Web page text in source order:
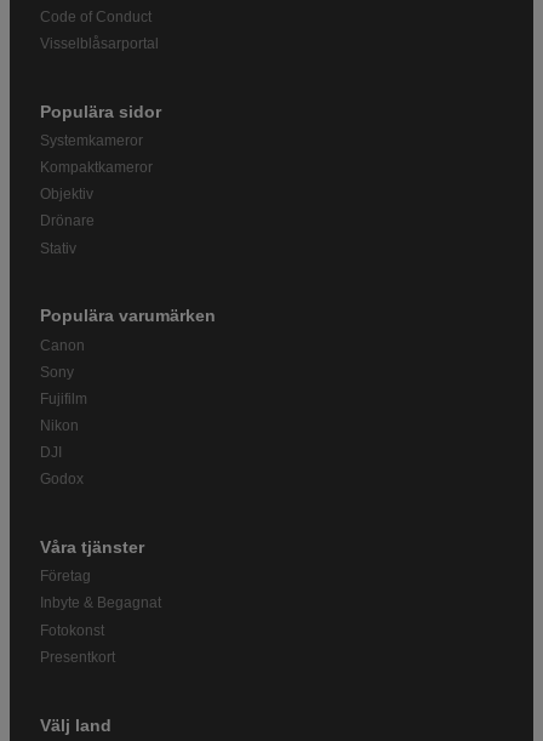
Code of Conduct
Visselblåsarportal
Populära sidor
Systemkameror
Kompaktkameror
Objektiv
Drönare
Stativ
Populära varumärken
Canon
Sony
Fujifilm
Nikon
DJI
Godox
Våra tjänster
Företag
Inbyte & Begagnat
Fotokonst
Presentkort
Välj land